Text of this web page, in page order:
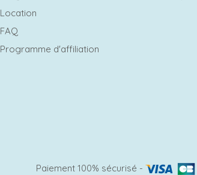
Location
FAQ
Programme d'affiliation
Paiement 100% sécurisé -